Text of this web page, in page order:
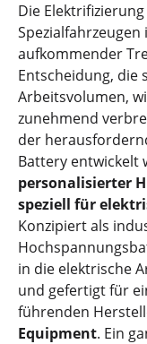
Die
aufkommender
Entscheidung, die
Arbeitsvolumen,
zunehmend
der
Battery entwickelt
personalisierter
speziell für
Konzipiert als
in die elektrische
und gefertigt für
führenden
Equipment. Ein